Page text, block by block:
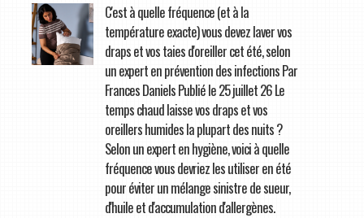
C'est à quelle fréquence (et à la
température exacte) vous devez laver vos
draps et vos taies d'oreiller cet été, selon
un expert en prévention des infections Par
Frances Daniels Publié le 25 juillet 26 Le
temps chaud laisse vos draps et vos
oreillers humides la plupart des nuits ?
Selon un expert en hygiène, voici à quelle
fréquence vous devriez les utiliser en été
pour éviter un mélange sinistre de sueur,
d'huile et d'accumulation d'allergènes.